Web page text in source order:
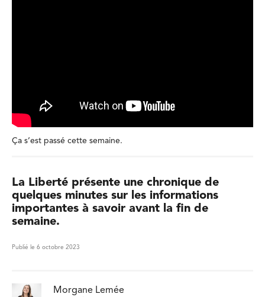
Ça s’est passé cette semaine.
La Liberté présente une chronique de
quelques minutes sur les informations
importantes à savoir avant la fin de
semaine.
Publié le 6 octobre 2023
Morgane Lemée